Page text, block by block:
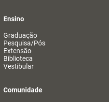
Ensino
Graduação
Pesquisa/Pós
Extensão
Biblioteca
Vestibular
Comunidade